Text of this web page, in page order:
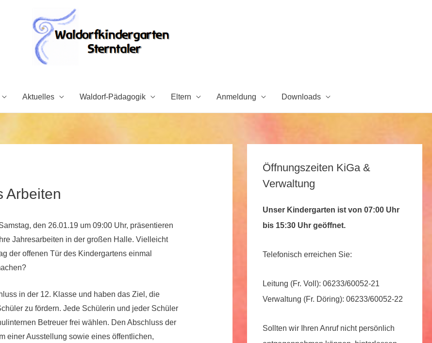
Aktuelles Waldorf-Pädagogik Eltern Anmeldung Downloads
Arbeiten
den 26.01.19 um 09:00 Uhr, präsentieren
Jahresarbeiten in der großen Halle. Vielleicht
der offenen Tür des Kindergartens einmal
in der 12. Klasse und haben das Ziel, die
zu fördern. Jede Schülerin und jeder Schüler
Betreuer frei wählen. Den Abschluss der
einer Ausstellung sowie eines öffentlichen,
Öffnungszeiten KiGa &
Verwaltung
Unser Kindergarten ist von 07:00 Uhr
bis 15:30 Uhr geöffnet.
Telefonisch erreichen Sie:
Leitung (Fr. Voll): 06233/60052-21
Verwaltung (Fr. Döring): 06233/60052-22
Sollten wir Ihren Anruf nicht persönlich